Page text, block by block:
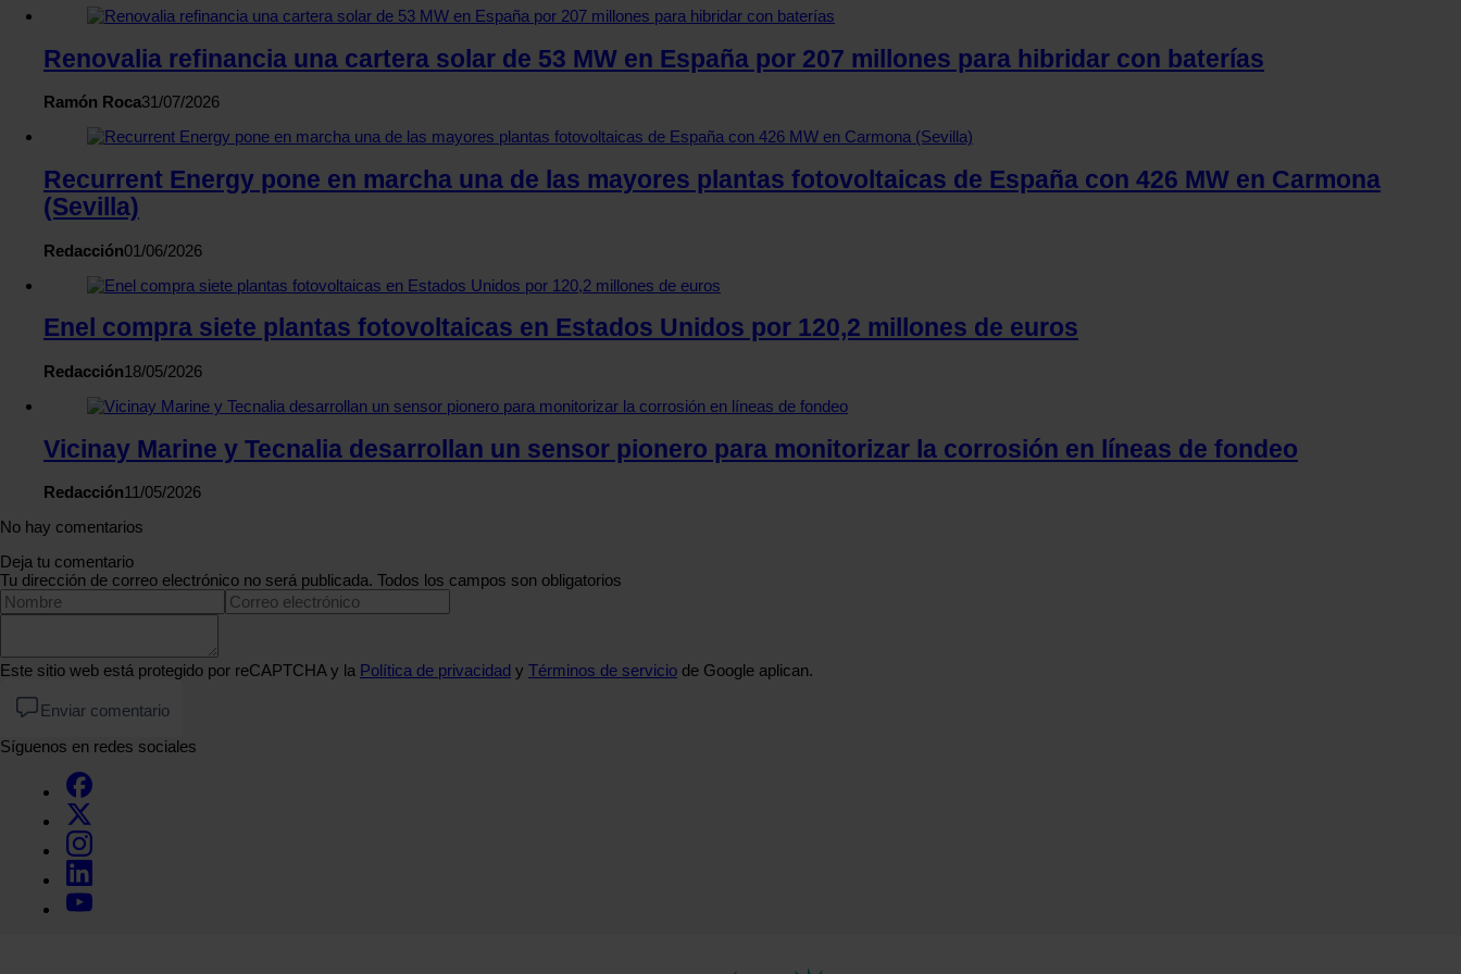
Renovalia refinancia una cartera solar de 53 MW en España por 207 millones para hibridar con baterías
Ramón Roca31/07/2026
Recurrent Energy pone en marcha una de las mayores plantas fotovoltaicas de España con 426 MW en Carmona
(Sevilla)
Redacción01/06/2026
Enel compra siete plantas fotovoltaicas en Estados Unidos por 120,2 millones de euros
Redacción18/05/2026
Vicinay Marine y Tecnalia desarrollan un sensor pionero para monitorizar la corrosión en líneas de fondeo
Redacción11/05/2026
No hay comentarios
Deja tu comentario
Tu dirección de correo electrónico no será publicada. Todos los campos son obligatorios
Este sitio web está protegido por reCAPTCHA y la Política de privacidad y Términos de servicio de Google aplican.
Enviar comentario
Síguenos en redes sociales